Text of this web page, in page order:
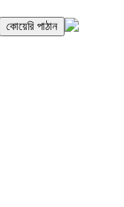
কোয়েরি পাঠান